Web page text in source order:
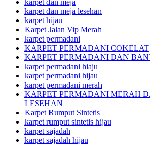
karpet dan meja
karpet dan meja lesehan
karpet hijau
Karpet Jalan Vip Merah
karpet permadani
KARPET PERMADANI COKELAT
KARPET PERMADANI DAN
karpet permadani hiaju
karpet permadani hijau
karpet permadani merah
KARPET PERMADANI MERAH
LESEHAN
Karpet Rumput Sintetis
karpet rumput sintetis hijau
karpet sajadah
karpet sajadah hijau